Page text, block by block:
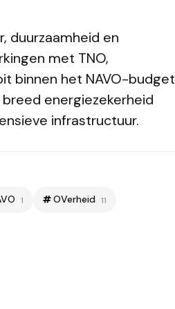
duurzaamheid en
met TNO,
binnen het NAVO-budget
energiezekerheid
infrastructuur.
1 OVerheid 11